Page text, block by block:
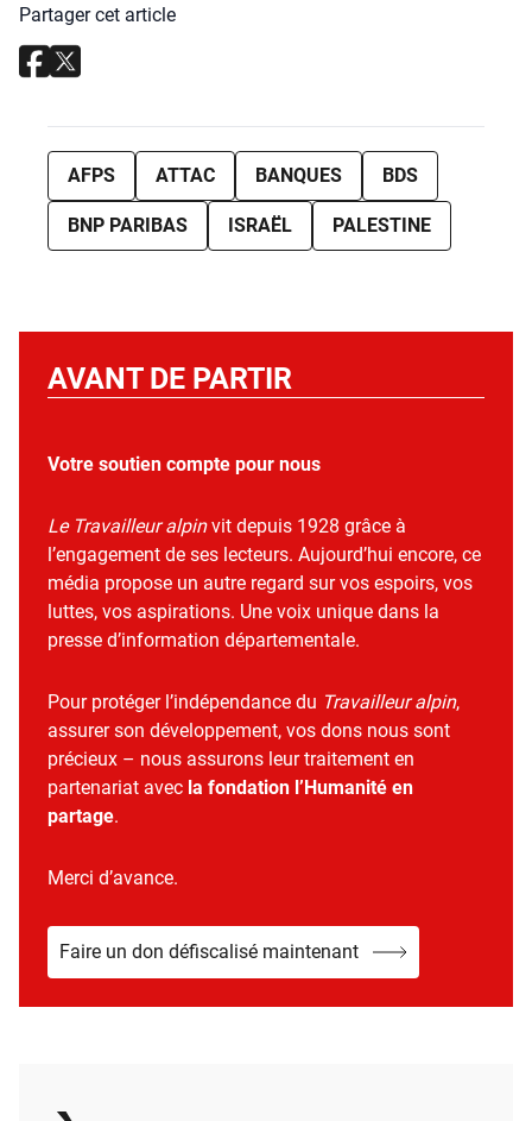
Partager cet article
AFPS ATTAC BANQUES BDS
BNP PARIBAS ISRAËL PALESTINE
AVANT DE PARTIR
Votre soutien compte pour nous
Le Travailleur alpinvit depuis 1928 grâce à
l’engagement de ses lecteurs. Aujourd’hui encore, ce
média propose un autre regard sur vos espoirs, vos
luttes, vos aspirations. Une voix unique dans la
presse d’information départementale.
Pour protéger l’indépendance du Travailleur alpin,
assurer son développement, vos dons nous sont
précieux – nous assurons leur traitement en
partenariat avec la fondation l’Humanité en
partage.
Merci d’avance.
Faire un don défiscalisé maintenant